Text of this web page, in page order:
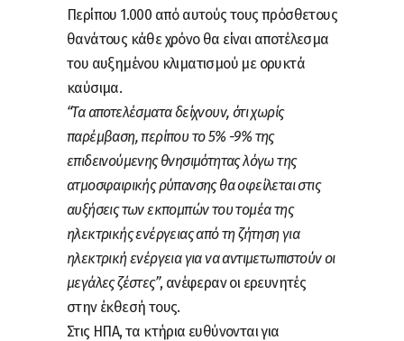
Περίπου 1.000 από αυτούς τους πρόσθετους
θανάτους κάθε χρόνο θα είναι αποτέλεσμα
του αυξημένου κλιματισμού με ορυκτά
καύσιμα.
“Τα αποτελέσματα δείχνουν, ότι χωρίς
παρέμβαση, περίπου το 5% -9% της
επιδεινούμενης θνησιμότητας λόγω της
ατμοσφαιρικής ρύπανσης θα οφείλεται στις
αυξήσεις των εκπομπών του τομέα της
ηλεκτρικής ενέργειας από τη ζήτηση για
ηλεκτρική ενέργεια για να αντιμετωπιστούν οι
μεγάλες ζέστες”, ανέφεραν οι ερευνητές
στην έκθεσή τους.
Στις ΗΠΑ, τα κτήρια ευθύνονται για